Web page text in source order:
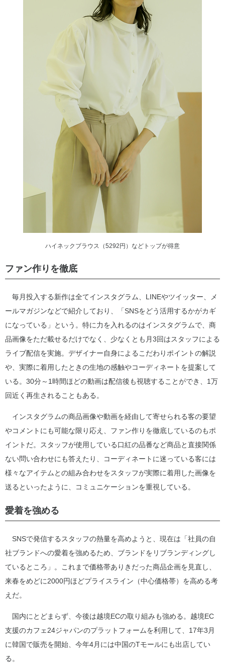
ハイネックブラウス（5292円）などトップが得意
ファン作りを徹底
毎月投入する新作は全てインスタグラム、LINEやツイッター、メ
ールマガジンなどで紹介しており、「SNSをどう活用するかがカギ
になっている」という。特に力を入れるのはインスタグラムで、商
品画像をただ載せるだけでなく、少なくとも月3回はスタッフによる
ライブ配信を実施。デザイナー自身によるこだわりポイントの解説
や、実際に着用したときの生地の感触やコーディネートを提案して
いる。30分～1時間ほどの動画は配信後も視聴することができ、1万
回近く再生されることもある。
インスタグラムの商品画像や動画を経由して寄せられる客の要望
やコメントにも可能な限り応え、ファン作りを徹底しているのもポ
イントだ。スタッフが使用している口紅の品番など商品と直接関係
ない問い合わせにも答えたり、コーディネートに迷っている客には
様々なアイテムとの組み合わせをスタッフが実際に着用した画像を
送るといったように、コミュニケーションを重視している。
愛着を強める
SNSで発信するスタッフの熱量を高めようと、現在は「社員の自
社ブランドへの愛着を強めるため、ブランドをリブランディングし
ているところ」。これまで価格帯ありきだった商品企画を見直し、
来春をめどに2000円ほどプライスライン（中心価格帯）を高める考
えだ。
国内にとどまらず、今後は越境ECの取り組みも強める。越境EC
支援のカフェ24ジャパンのプラットフォームを利用して、17年3月
に韓国で販売を開始、今年4月には中国のTモールにも出店してい
る。